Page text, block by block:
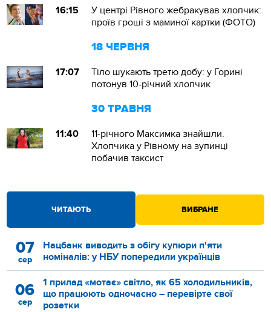
16:15
У центрі Рівного жебракував хлопчик:
проїв гроші з маминої картки (ФОТО)
18 ЧЕРВНЯ
17:07
Тіло шукають третю добу: у Горині
потонув 10-річний хлопчик
30 ТРАВНЯ
11:40
11-річного Максимка знайшли.
Хлопчика у Рівному на зупинці
побачив таксист
ЧИТАЮТЬ ВИБРАНЕ
07
сер
Нацбанк виводить з обігу купюри п'яти
номіналів: у НБУ попередили українців
06
сер
1 прилад «мотає» світло, як 65 холодильників,
що працюють одночасно – перевірте свої
розетки